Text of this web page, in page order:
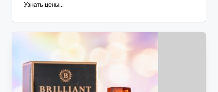
Узнать цены...